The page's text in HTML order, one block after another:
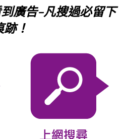
廣告-凡搜過必留下
跡！